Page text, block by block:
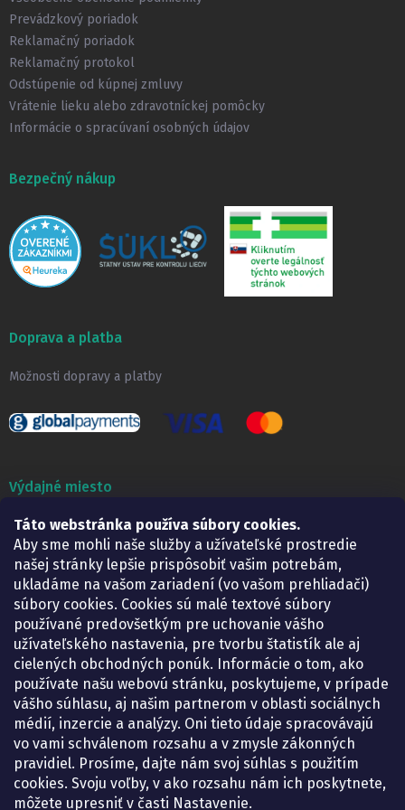
Táto webstránka používa súbory cookies.
Aby sme mohli naše služby a užívateľské prostredie
našej stránky lepšie prispôsobiť vašim potrebám,
ukladáme na vašom zariadení (vo vašom prehliadači)
súbory cookies. Cookies sú malé textové súbory
používané predovšetkým pre uchovanie vášho
užívateľského nastavenia, pre tvorbu štatistík ale aj
cielených obchodných ponúk. Informácie o tom, ako
používate našu webovú stránku, poskytujeme, v prípade
vášho súhlasu, aj našim partnerom v oblasti sociálnych
médií, inzercie a analýzy. Oni tieto údaje spracovávajú
vo vami schválenom rozsahu a v zmysle zákonných
pravidiel. Prosíme, dajte nám svoj súhlas s použitím
cookies. Svoju voľby, v ako rozsahu nám ich poskytnete,
môžete upresniť v časti Nastavenie.
Prevádzkový poriadok
Reklamačný poriadok
Reklamačný protokol
Odstúpenie od kúpnej zmluvy
Vrátenie lieku alebo zdravotníckej pomôcky
Informácie o spracúvaní osobných údajov
Bezpečný nákup
Doprava a platba
Možnosti dopravy a platby
Výdajné miesto
Lekáreň ADONAI
Košice – Smetanova 2
Pondelok:
07.30 – 15.30 h.
Utorok:
07.30 – 16.00 h.
Streda:
07.30 – 16.00 h.
Štvrtok:
07.30 – 15.30 h.
Piatok:
07.30 – 15.30 h.
KONTAKT
eshop@lekarenadonai.sk
+421 948 203 203
Nájdete nás na Facebooku.
lekarenadonai/